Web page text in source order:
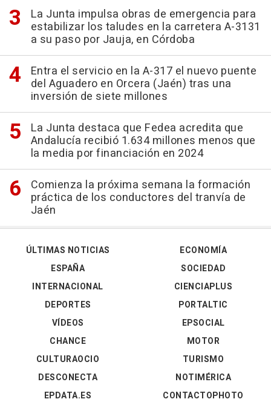
La Junta impulsa obras de emergencia para
estabilizar los taludes en la carretera A-3131
a su paso por Jauja, en Córdoba
Entra el servicio en la A-317 el nuevo puente
del Aguadero en Orcera (Jaén) tras una
inversión de siete millones
La Junta destaca que Fedea acredita que
Andalucía recibió 1.634 millones menos que
la media por financiación en 2024
Comienza la próxima semana la formación
práctica de los conductores del tranvía de
Jaén
ÚLTIMAS NOTICIAS
ESPAÑA
INTERNACIONAL
DEPORTES
VÍDEOS
ECONOMÍA
SOCIEDAD
CIENCIAPLUS
PORTALTIC
EPSOCIAL
CHANCE
CULTURAOCIO
DESCONECTA
EPDATA.ES
MOTOR
TURISMO
NOTIMÉRICA
CONTACTOPHOTO